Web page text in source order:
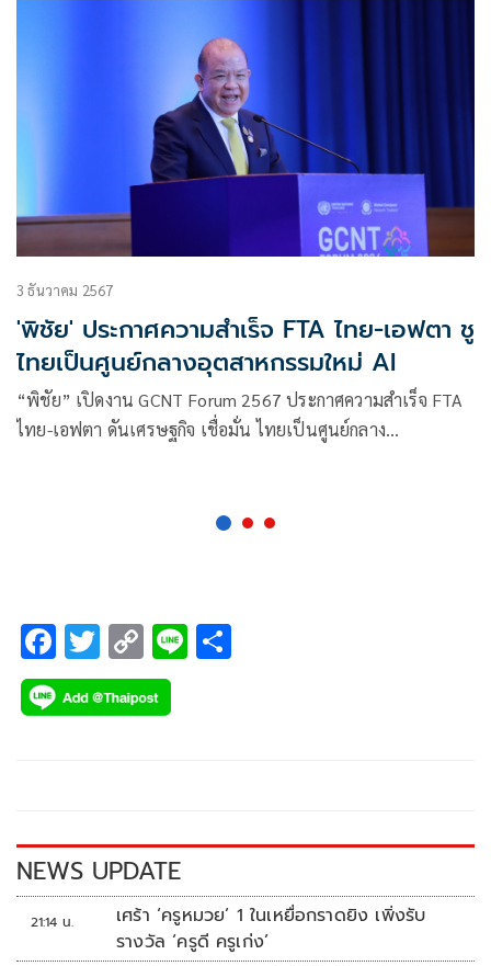
3 ธันวาคม 2567
'พิชัย' ประกาศความสำเร็จ FTA ไทย-เอฟตา ชู
ไทยเป็นศูนย์กลางอุตสาหกรรมใหม่ AI
“พิชัย” เปิดงาน GCNT Forum 2567 ประกาศความสำเร็จ FTA
ไทย-เอฟตา ดันเศรษฐกิจ เชื่อมั่น ไทยเป็นศูนย์กลาง
F
ac
e
k
T
wi
tt
C
o
p
k
Li
NEWS UPDATE
21:14 น.
เศร้า ‘ครูหมวย’ 1 ในเหยื่อกราดยิง เพิ่งรับ
รางวัล ‘ครูดี ครูเก่ง’